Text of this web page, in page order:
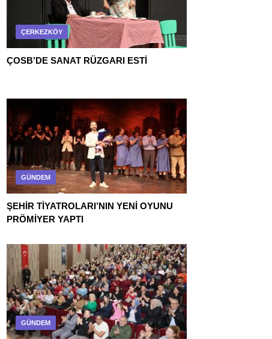
ÇERKEZKÖY
ÇOSB’DE SANAT RÜZGARI ESTİ
GÜNDEM
ŞEHİR TİYATROLARI’NIN YENİ OYUNU
PRÖMİYER YAPTI
GÜNDEM